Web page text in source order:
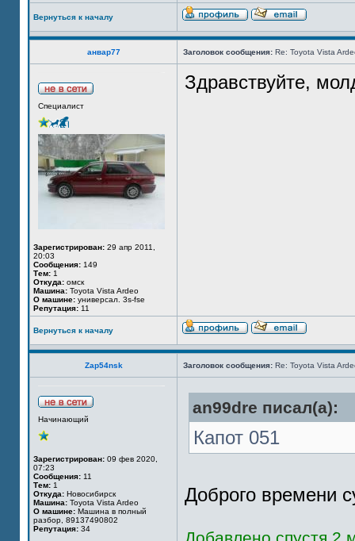
Вернуться к началу
анвар77 Заголовок сообщения: Re: Toyota Vista
Специалист
Зарегистрирован: 29 апр 2011,
20:03
Сообщения: 149
Тем: 1
Откуда: омск
Машина: Toyota Vista Ardeo
О машине: универсал. 3s-fse
Репутация: 11
Здравствуйте,
Вернуться к началу
Zap54nsk Заголовок сообщения: Re: Toyota Vista
Начинающий
Зарегистрирован: 09 фев 2020,
07:23
Сообщения: 11
Тем: 1
Откуда: Новосибирск
Машина: Toyota Vista Ardeo
О машине: Машина в полный
разбор, 89137490802
Репутация: 34
an99dre писал(а):
Капот 051
Доброго времени